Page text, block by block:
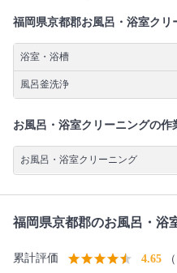
福岡県京都郡お風呂・浴室クリ
浴室・浴槽
風呂釜洗浄
お風呂・浴室クリーニングの作
お風呂・浴室クリーニング
福岡県京都郡のお風呂・浴
累計評価 4.65